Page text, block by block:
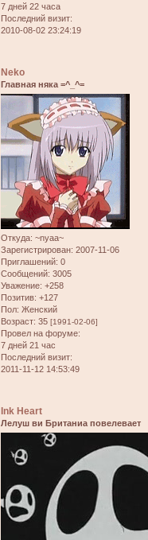
7 дней 22 часа
Последний визит:
2010-08-02 23:24:19
Neko
Главная няка =^_^=
Откуда: ~nyaa~
Зарегистрирован: 2007-11-06
Приглашений: 0
Сообщений: 3005
Уважение: +258
Позитив: +127
Пол: Женский
Возраст: 35 [1991-02-06]
Провел на форуме:
7 дней 21 час
Последний визит:
2011-11-12 14:53:49
Ink Heart
Лелуш ви Британиа повелевает